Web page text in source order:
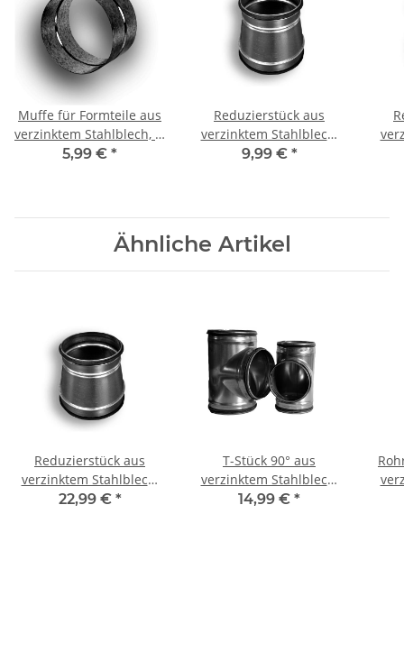
Muffe für Formteile aus
verzinktem Stahlblech, Ø
250 mm, Lüftung
5,99 € *
Reduzierstück aus
verzinktem Stahlblech,
symmetrisch, mit
9,99 € *
Ähnliche Artikel
Reduzierstück aus
verzinktem Stahlblech,
symmetrisch, mit
22,99 € *
T-Stück 90° aus
verzinktem Stahlblech,
mit Dichtung, mit
14,99 € *